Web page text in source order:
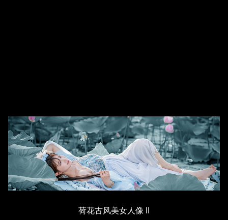
荷花古风美女人像 II